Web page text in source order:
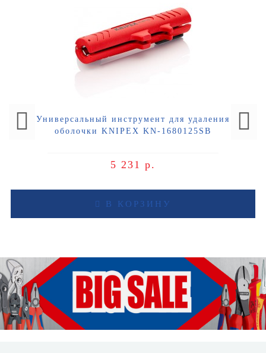
Универсальный инструмент для удаления
оболочки KNIPEX KN-1680125SB
5 231 р.
В КОРЗИНУ